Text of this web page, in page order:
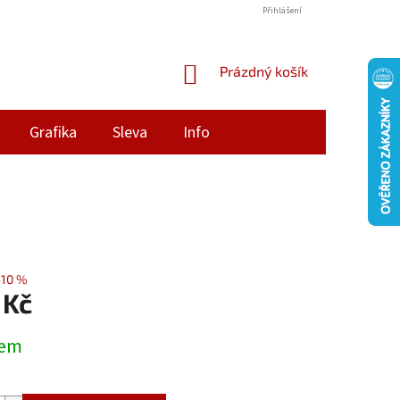
Přihlášení
NÁKUPNÍ
Prázdný košík
Grafika Sleva Info
%